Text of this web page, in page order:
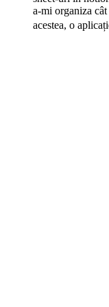
a-mi organiza
acestea, o
comediantului
Barbie a trecut
motive estetice,
stomatologii la
cea mai bună